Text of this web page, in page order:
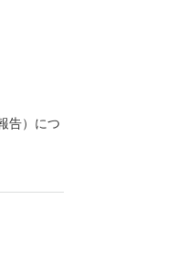
告）につ